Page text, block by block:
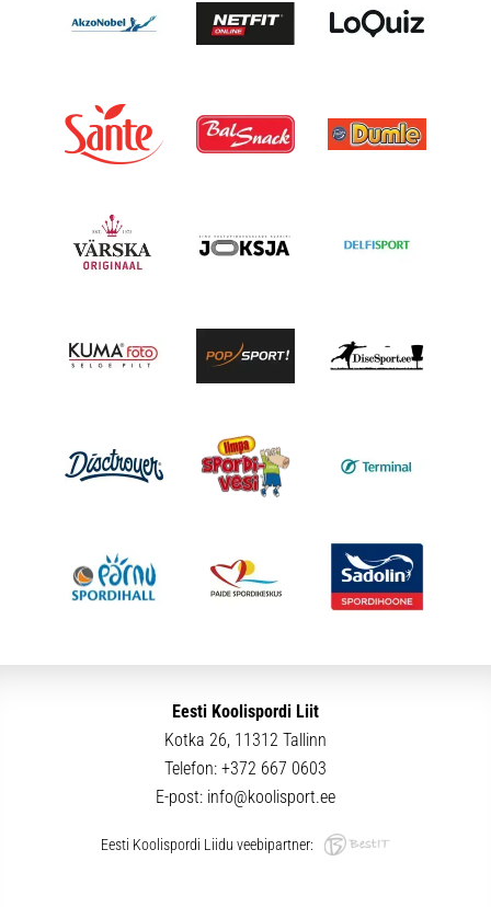
Eesti Koolispordi Liit
Kotka 26, 11312 Tallinn
Telefon: +372 667 0603
E-post: info@koolisport.ee
Eesti Koolispordi Liidu veebipartner: